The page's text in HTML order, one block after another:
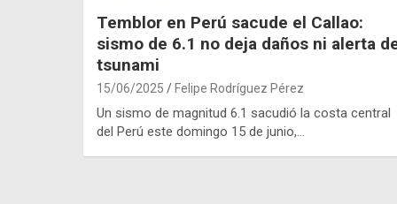
Temblor en Perú sacude el Callao:
sismo de 6.1 no deja daños ni alerta
tsunami
15/06/2025 Felipe Rodríguez Pérez
Un sismo de magnitud 6.1 sacudió la costa central
del Perú este domingo 15 de junio,…